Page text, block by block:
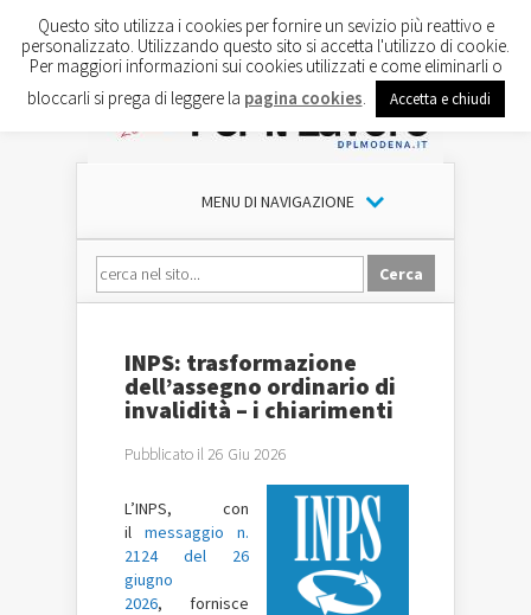
MENU DI NAVIGAZIONE
INPS: trasformazione
dell’assegno ordinario di
invalidità – i chiarimenti
Pubblicato il 26 Giu 2026
L’INPS, con
il messaggio n.
2124 del 26
giugno
2026, fornisce
Questo sito utilizza i cookies per fornire un sevizio più reattivo e
personalizzato. Utilizzando questo sito si accetta l'utilizzo di cookie.
Per maggiori informazioni sui cookies utilizzati e come eliminarli o
bloccarli si prega di leggere la pagina cookies Accetta e chiudi